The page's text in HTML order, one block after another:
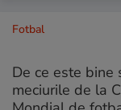
Fotbal
De ce este bine
meciurile de la